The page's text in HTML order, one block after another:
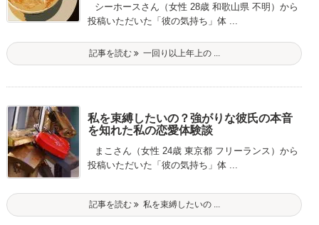
シーホースさん（女性 28歳 和歌山県 不明）から
投稿いただいた「彼の気持ち」体 ...
記事を読む 一回り以上年上の ...
私を束縛したいの？強がりな彼氏の本音
を知れた私の恋愛体験談
まこさん（女性 24歳 東京都 フリーランス）から
投稿いただいた「彼の気持ち」体 ...
記事を読む 私を束縛したいの ...